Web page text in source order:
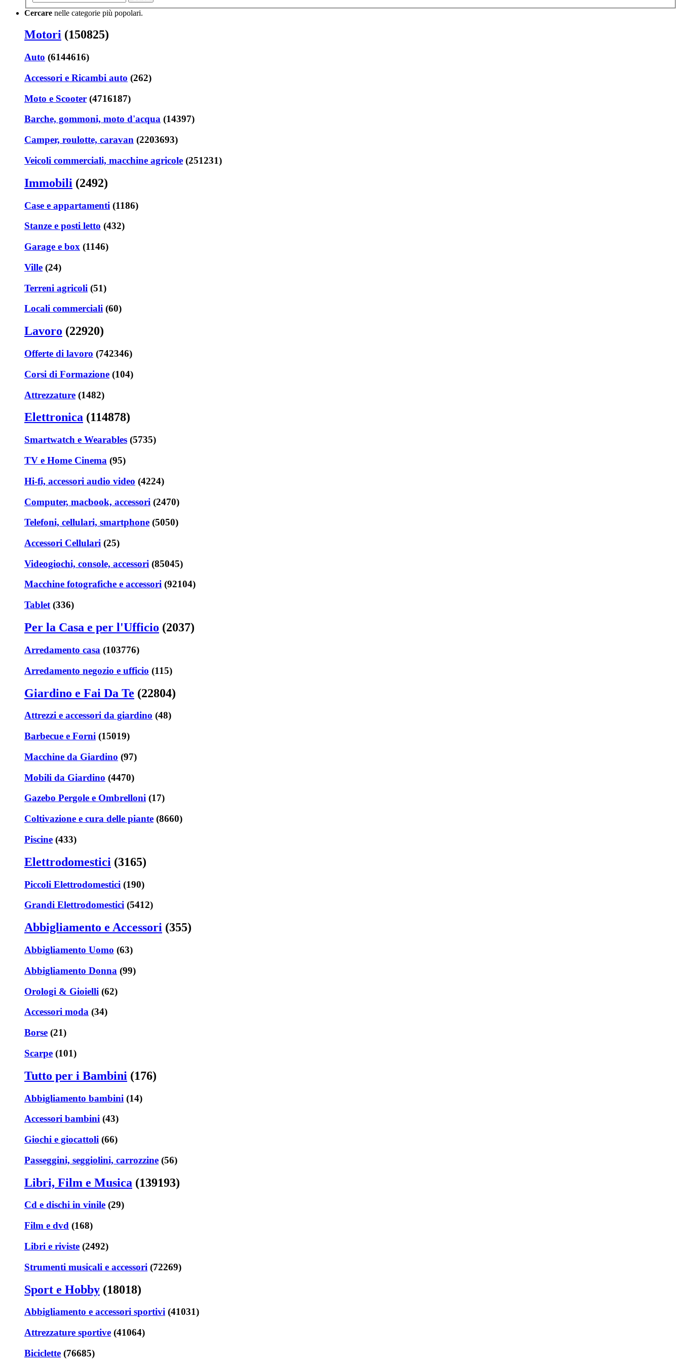
Cercare nelle categorie più popolari.
Motori (150825)
Auto (6144616)
Accessori e Ricambi auto (262)
Moto e Scooter (4716187)
Barche, gommoni, moto d'acqua (14397)
Camper, roulotte, caravan (2203693)
Veicoli commerciali, macchine agricole (251231)
Immobili (2492)
Case e appartamenti (1186)
Stanze e posti letto (432)
Garage e box (1146)
Ville (24)
Terreni agricoli (51)
Locali commerciali (60)
Lavoro (22920)
Offerte di lavoro (742346)
Corsi di Formazione (104)
Attrezzature (1482)
Elettronica (114878)
Smartwatch e Wearables (5735)
TV e Home Cinema (95)
Hi-fi, accessori audio video (4224)
Computer, macbook, accessori (2470)
Telefoni, cellulari, smartphone (5050)
Accessori Cellulari (25)
Videogiochi, console, accessori (85045)
Macchine fotografiche e accessori (92104)
Tablet (336)
Per la Casa e per l'Ufficio (2037)
Arredamento casa (103776)
Arredamento negozio e ufficio (115)
Giardino e Fai Da Te (22804)
Attrezzi e accessori da giardino (48)
Barbecue e Forni (15019)
Macchine da Giardino (97)
Mobili da Giardino (4470)
Gazebo Pergole e Ombrelloni (17)
Coltivazione e cura delle piante (8660)
Piscine (433)
Elettrodomestici (3165)
Piccoli Elettrodomestici (190)
Grandi Elettrodomestici (5412)
Abbigliamento e Accessori (355)
Abbigliamento Uomo (63)
Abbigliamento Donna (99)
Orologi & Gioielli (62)
Accessori moda (34)
Borse (21)
Scarpe (101)
Tutto per i Bambini (176)
Abbigliamento bambini (14)
Accessori bambini (43)
Giochi e giocattoli (66)
Passeggini, seggiolini, carrozzine (56)
Libri, Film e Musica (139193)
Cd e dischi in vinile (29)
Film e dvd (168)
Libri e riviste (2492)
Strumenti musicali e accessori (72269)
Sport e Hobby (18018)
Abbigliamento e accessori sportivi (41031)
Attrezzature sportive (41064)
Biciclette (76685)